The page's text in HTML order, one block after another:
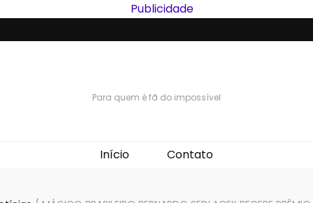
Para quem é fã do impossível
Início Contato